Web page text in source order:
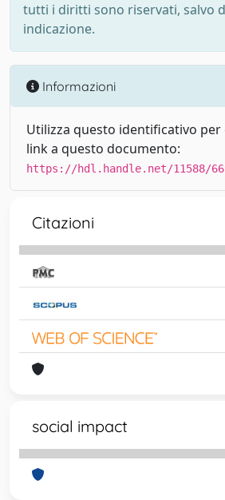
tutti i diritti sono riservati, salvo
indicazione.
Informazioni
Utilizza questo identificativo
link a questo documento:
https://hdl.handle.net/11588/
Citazioni
social impact